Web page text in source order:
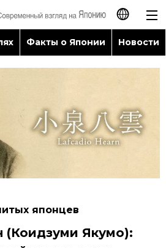
日本語
简体字
繁體字
العربية
Факты о Японии Новости
японцев
(Коидзуми Якумо):